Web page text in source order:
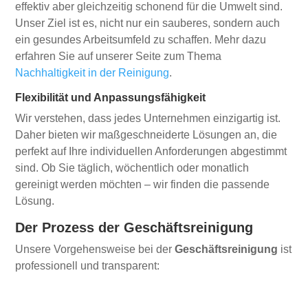
effektiv aber gleichzeitig schonend für die Umwelt sind.
Unser Ziel ist es, nicht nur ein sauberes, sondern auch
ein gesundes Arbeitsumfeld zu schaffen. Mehr dazu
erfahren Sie auf unserer Seite zum Thema
Nachhaltigkeit in der Reinigung.
Flexibilität und Anpassungsfähigkeit
Wir verstehen, dass jedes Unternehmen einzigartig ist.
Daher bieten wir maßgeschneiderte Lösungen an, die
perfekt auf Ihre individuellen Anforderungen abgestimmt
sind. Ob Sie täglich, wöchentlich oder monatlich
gereinigt werden möchten – wir finden die passende
Lösung.
Der Prozess der Geschäftsreinigung
Unsere Vorgehensweise bei derGeschäftsreinigung ist
professionell und transparent: